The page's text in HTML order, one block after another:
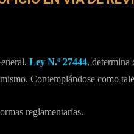
Ley N.º 27444, determina
Contemplándose como
reglamentarias.